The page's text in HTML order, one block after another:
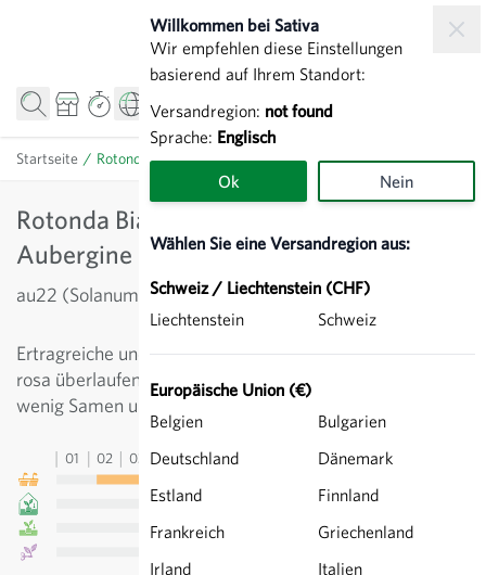
Willkommen bei Sativa
Wir empfehlen diese Einstellungen
basierend auf Ihrem Standort:
Versandregion: not found
Sprache: Englisch
Ok Nein
Wählen Sie eine Versandregion aus:
Schweiz / Liechtenstein (CHF)
Liechtenstein
Schweiz
Europäische Union (€)
Belgien
Bulgarien
Deutschland
Dänemark
Estland
Finnland
Frankreich
Griechenland
Irland
Italien
Startseite / Rotonda Bianca Sfumata di Rosa - Aubergine
Rotonda Bianca Sfumata di Rosa -
Aubergine
au22 (Solanum melongena)
Ertragreiche und wüchsige Sorte mit runden, hellen, zu
rosa überlaufenden Früchten. Festes Fruchtfleisch mit
wenig Samen und gutem Geschmack.
01 02 03 04 05 06 09 10 11